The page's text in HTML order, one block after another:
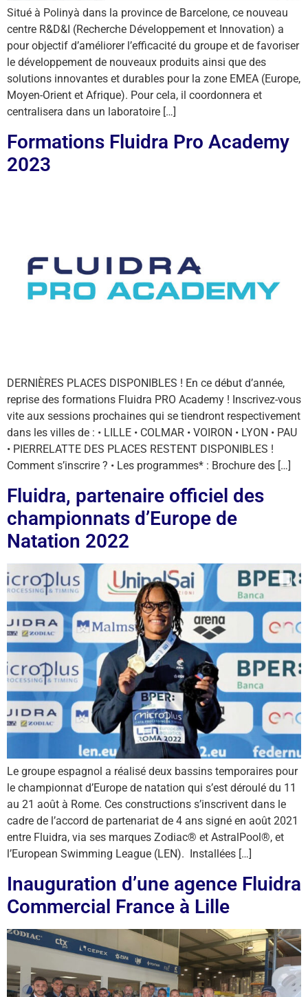
Situé à Polinyà dans la province de Barcelone, ce nouveau
centre R&D&I (Recherche Développement et Innovation) a
pour objectif d’améliorer l’efficacité du groupe et de favoriser
le développement de nouveaux produits ainsi que des
solutions innovantes et durables pour la zone EMEA (Europe,
Moyen-Orient et Afrique). Pour cela, il coordonnera et
centralisera dans un laboratoire […]
Formations Fluidra Pro Academy
2023
DERNIÈRES PLACES DISPONIBLES ! En ce début d’année,
reprise des formations Fluidra PRO Academy ! Inscrivez-vous
vite aux sessions prochaines qui se tiendront respectivement
dans les villes de : • LILLE • COLMAR • VOIRON • LYON • PAU
• PIERRELATTE DES PLACES RESTENT DISPONIBLES !
Comment s’inscrire ? • Les programmes* : Brochure des […]
Fluidra, partenaire officiel des
championnats d’Europe de
Natation 2022
Le groupe espagnol a réalisé deux bassins temporaires pour
le championnat d’Europe de natation qui s’est déroulé du 11
au 21 août à Rome. Ces constructions s’inscrivent dans le
cadre de l’accord de partenariat de 4 ans signé en août 2021
entre Fluidra, via ses marques Zodiac® et AstralPool®, et
l’European Swimming League (LEN). Installées […]
Inauguration d’une agence Fluidra
Commercial France à Lille